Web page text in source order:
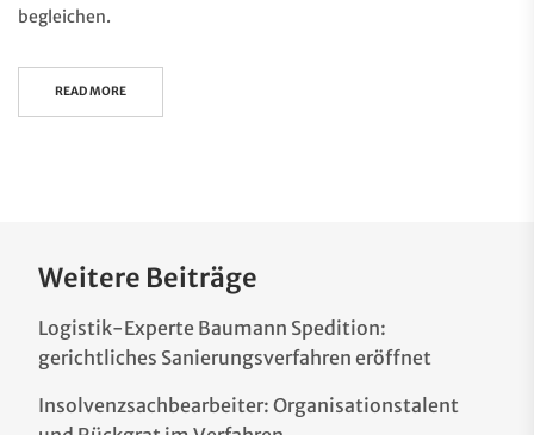
begleichen.
READ MORE
Weitere Beiträge
Logistik-Experte Baumann Spedition:
gerichtliches Sanierungsverfahren eröffnet
Insolvenzsachbearbeiter: Organisationstalent